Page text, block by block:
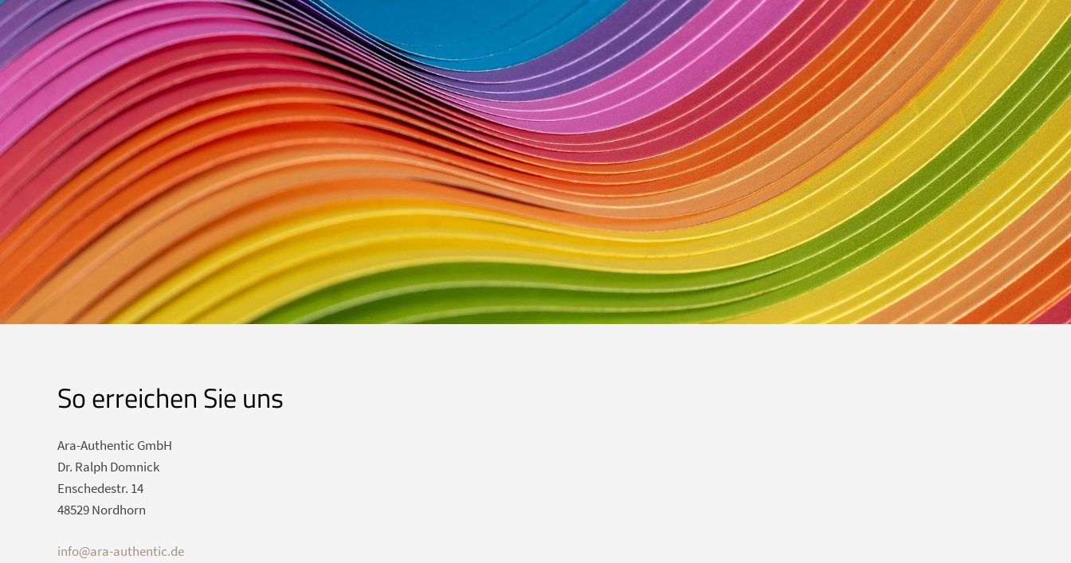
So erreichen Sie uns
Ara-Authentic GmbH
Dr. Ralph Domnick
Enschedestr. 14
48529 Nordhorn
info@ara-authentic.de